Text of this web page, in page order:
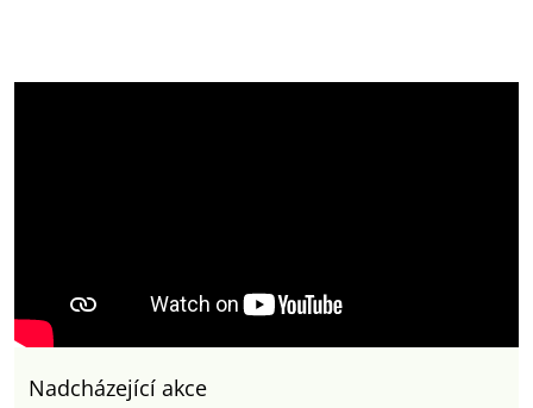
Nadcházející akce